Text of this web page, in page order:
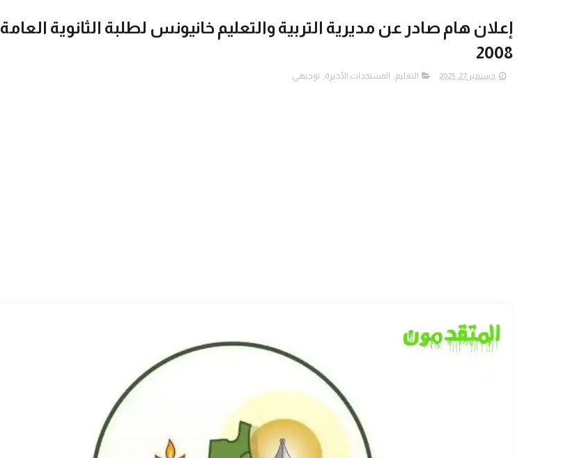
إعلان هام صادر عن مديرية التربية والتعليم خانيونس لطلبة الثانوية العامة
2008
ديسمبر 27, 2025 التعليم, المستجدات الأخيرة, توجيهي